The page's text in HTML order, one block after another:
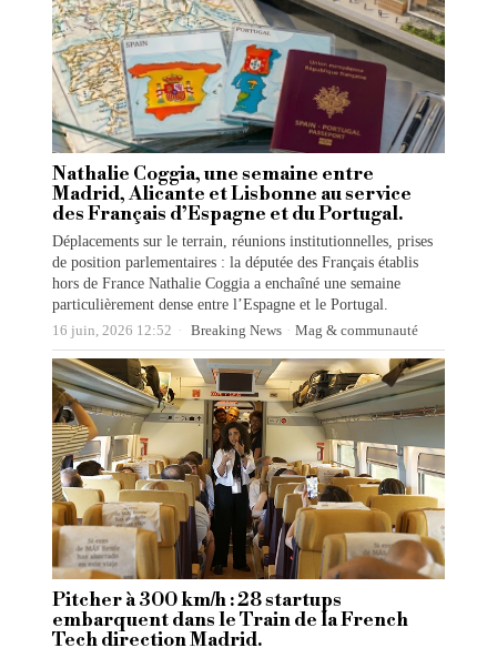
Nathalie Coggia, une semaine entre
Madrid, Alicante et Lisbonne au service
des Français d’Espagne et du Portugal.
Déplacements sur le terrain, réunions institutionnelles, prises
de position parlementaires : la députée des Français établis
hors de France Nathalie Coggia a enchaîné une semaine
particulièrement dense entre l’Espagne et le Portugal.
16 juin, 2026 12:52 Breaking News · Mag & communauté
Pitcher à 300 km/h : 28 startups
embarquent dans le Train de la French
Tech direction Madrid.